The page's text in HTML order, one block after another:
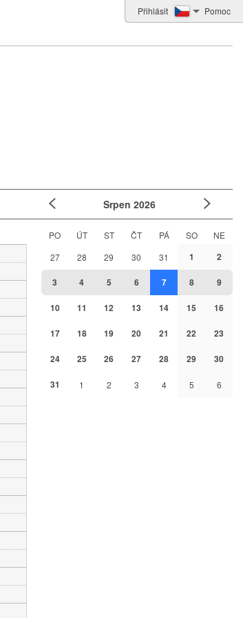
Přihlásit Pomoc
Srpen 2026
PO ÚT ST ČT PÁ SO
NE
27
28 29 30 31 1 2
3 4 5 6 7 8 9
10 11 12 13 14 15 16
17 18 19 20 21 22 23
24 25 26 27 28 29 30
31 1 2 3 4 5 6